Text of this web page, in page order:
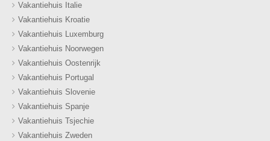
Vakantiehuis Italie
Vakantiehuis Kroatie
Vakantiehuis Luxemburg
Vakantiehuis Noorwegen
Vakantiehuis Oostenrijk
Vakantiehuis Portugal
Vakantiehuis Slovenie
Vakantiehuis Spanje
Vakantiehuis Tsjechie
Vakantiehuis Zweden